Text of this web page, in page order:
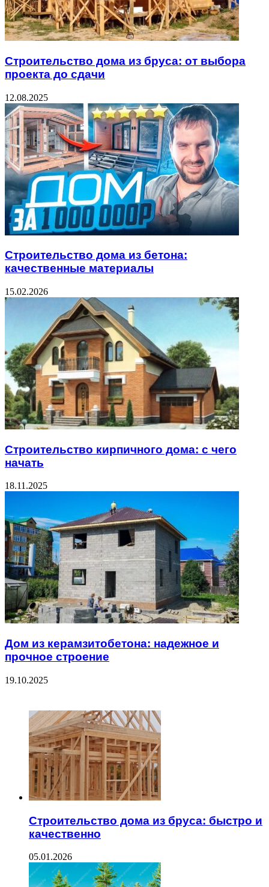
Строительство дома из бруса: от выбора
проекта до сдачи
12.08.2025
Строительство дома из бетона:
качественные материалы
15.02.2026
Строительство кирпичного дома: с чего
начать
18.11.2025
Дом из керамзитобетона: надежное и
прочное строение
19.10.2025
Строительство дома из бруса: быстро и
качественно
05.01.2026